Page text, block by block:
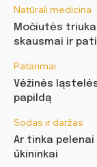
Natūrali medicina
Močiutės
skausmai ir
Patarimai
Vėžinės
papildą
Sodas ir daržas
Ar tinka
ūkininkai